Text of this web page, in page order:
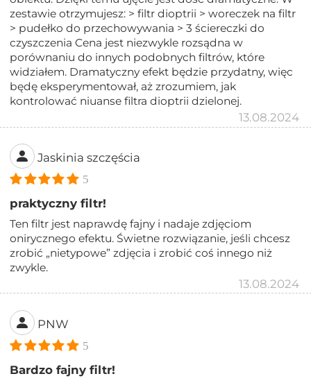
zestawie otrzymujesz: > filtr dioptrii > woreczek na filtr
> pudełko do przechowywania > 3 ściereczki do
czyszczenia Cena jest niezwykle rozsądna w
porównaniu do innych podobnych filtrów, które
widziałem. Dramatyczny efekt będzie przydatny, więc
będę eksperymentował, aż zrozumiem, jak
kontrolować niuanse filtra dioptrii dzielonej.
13.08.2024
Jaskinia szczęścia
5
praktyczny filtr!
Ten filtr jest naprawdę fajny i nadaje zdjęciom
onirycznego efektu. Świetne rozwiązanie, jeśli chcesz
zrobić „nietypowe” zdjęcia i zrobić coś innego niż
zwykle.
13.08.2024
PNW
5
Bardzo fajny filtr!